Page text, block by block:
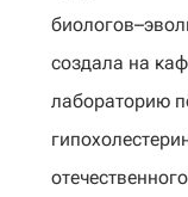
создала на
лабораторию